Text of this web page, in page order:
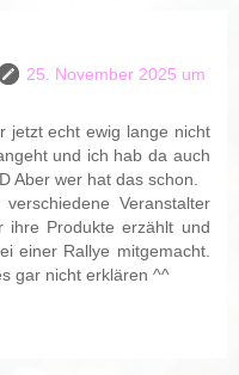
25. November 2025 um
jetzt echt ewig lange nicht
und ich hab da auch
Aber wer hat das schon.
Veranstalter
ihre Produkte erzählt und
einer Rallye mitgemacht.
gar nicht erklären ^^